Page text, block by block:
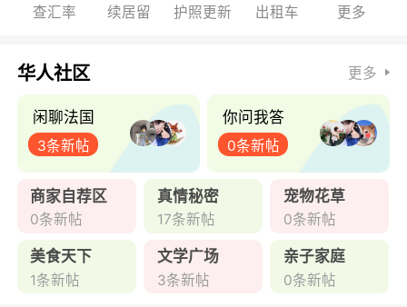
查汇率 续居留 护照更新 出租车 更多
华人社区 更多
闲聊法国
3条新帖
你问我答
0条新帖
商家自荐区
0条新帖
真情秘密
17条新帖
宠物花草
0条新帖
美食天下
1条新帖
文学广场
3条新帖
亲子家庭
0条新帖